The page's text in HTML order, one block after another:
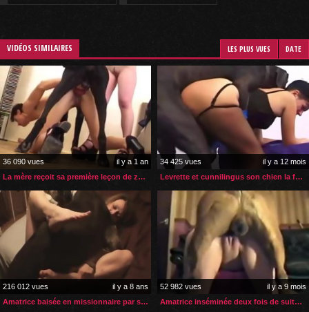
VIDÉOS SIMILAIRES LES PLUS VUES DATE
36 090 vues
il y a 1 an
La mère reçoit sa première leçon de zoophilie de sa belle-fille
34 425 vues
il y a 12 mois
Levrette et cunnilingus son chien la fait jouir à fond
216 012 vues
il y a 8 ans
Amatrice baisée en missionnaire par son gros chien
52 982 vues
il y a 9 mois
Amatrice inséminée deux fois de suite par son chien